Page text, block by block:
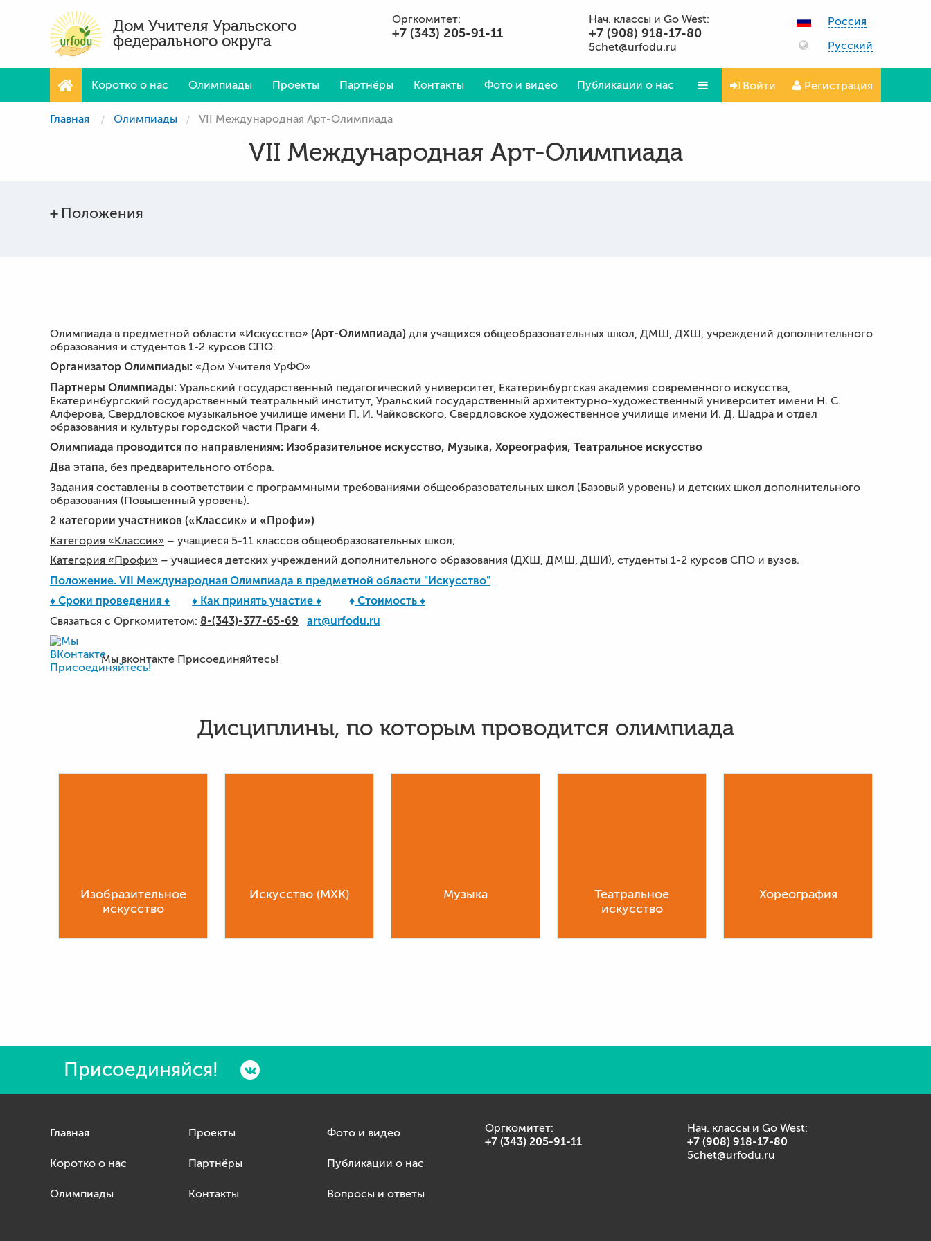
Дом Учителя Уральского
федерального округа
Оргкомитет: Нач. классы и Go West:
+7 (343) 205-91-11 +7 (908) 918-17-80
5chet@urfodu.ru
Россия
Русский
Коротко о нас Олимпиады Проекты Партнёры Контакты Фото и видео Публикации о нас
Вопросы и ответы
Войти Регистрация
Главная Олимпиады VII Международная Арт-Олимпиада
VII Международная Арт-Олимпиада
Положения
Олимпиада в предметной области «Искусство» (Арт-Олимпиада) для учащихся общеобразовательных школ, ДМШ, ДХШ, учреждений дополнительного
образования и студентов 1-2 курсов СПО.
Организатор Олимпиады: «Дом Учителя УрФО»
Партнеры Олимпиады: Уральский государственный педагогический университет, Екатеринбургская академия современного искусства,
Екатеринбургский государственный театральный институт, Уральский государственный архитектурно-художественный университет имени Н. С.
Алферова, Свердловское музыкальное училище имени П. И. Чайковского, Свердловское художественное училище имени И. Д. Шадра и отдел
образования и культуры городской части Праги 4.
Олимпиада проводится по направлениям: Изобразительное искусство, Музыка, Хореография, Театральное искусство
Два этапа, без предварительного отбора.
Задания составлены в соответствии с программными требованиями общеобразовательных школ (Базовый уровень) и детских школ дополнительного
образования (Повышенный уровень).
2 категории участников («Классик» и «Профи»)
Категория «Классик» – учащиеся 5-11 классов общеобразовательных школ;
Категория «Профи» – учащиеся детских учреждений дополнительного образования (ДХШ, ДМШ, ДШИ), студенты 1-2 курсов СПО и вузов.
Положение. VII Международная Олимпиада в предметной области "Искусство"
♦ ​Сроки проведения ♦
♦ Как принять участие ♦ ♦ Стоимость ♦
Связаться с Оргкомитетом: 8-(343)-377-65-69 art@urfodu.ru
Мы вконтакте Присоединяйтесь!
Дисциплины, по которым проводится олимпиада
Изобразительное
искусство
Искусство (МХК) Музыка
Театральное
искусство
Хореография
Присоединяйся!
Главная
Коротко о нас
Олимпиады
Проекты
Партнёры
Контакты
Фото и видео
Публикации о нас
Вопросы и ответы
Оргкомитет: Нач. классы и Go West:
+7 (343) 205-91-11 +7 (908) 918-17-80
5chet@urfodu.ru